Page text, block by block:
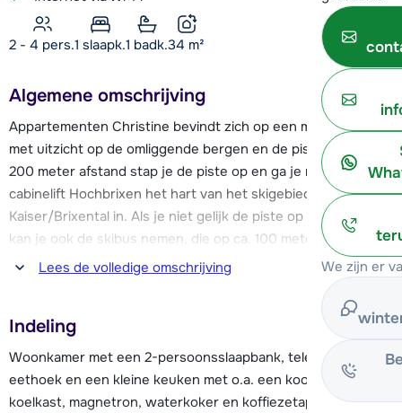
We zijn er
2 - 4 pers.1 slaapk.1 badk.34 m²
Algemene omschrijving
Appartementen Christine bevindt zich op een mooie plek
met uitzicht op de omliggende bergen en de piste. Op ca.
200 meter afstand stap je de piste op en ga je met de
cabinelift Hochbrixen het hart van het skigebied Wilder
Kaiser/Brixental in. Als je niet gelijk de piste op wil stappen
kan je ook de skibus nemen, die op ca. 100 meter afstand
stopt, om op een andere plek te beginnen. Na een dag op de
appartement. Er is ook een oefenweide met sleeplift.
Het gemoedelijke centrum van Brixen im Thale ligt op ca. 1
km afstand van de appartementen. Hier vind je een paar
winkels en restaurants. Bij Resort Brixen, op ca. 150 meter
Lees de volledige omschrijving
Indeling
Woonkamer met een 2-persoonsslaapbank, televisie,
eethoek en een kleine keuken met o.a. een kookplaat,
koelkast, magnetron, waterkoker en koffiezetapparaat.